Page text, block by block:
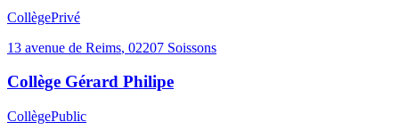
CollègePrivé
13 avenue de Reims, 02207 Soissons
Collège Gérard Philipe
CollègePublic